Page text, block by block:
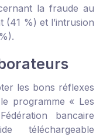
la fraude au
(41 %) et l’intrusion
les bons réflexes
programme « Les
bancaire
téléchargeable